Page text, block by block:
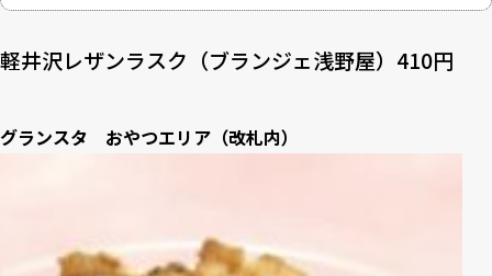
軽井沢レザンラスク（ブランジェ浅野屋）410円
グランスタ おやつエリア（改札内）